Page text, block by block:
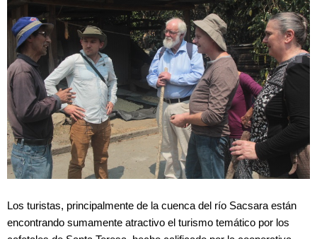
Los turistas, principalmente de la cuenca del río Sacsara están
encontrando sumamente atractivo el turismo temático por los